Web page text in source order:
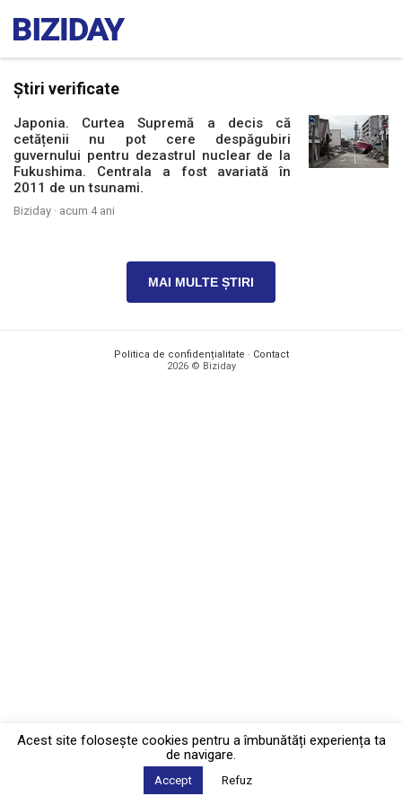
Știri verificate
Japonia. Curtea Supremă a decis că
cetățenii nu pot cere despăgubiri
guvernului pentru dezastrul nuclear de la
Fukushima. Centrala a fost avariată în
2011 de un tsunami.
Biziday · acum 4 ani
MAI MULTE ȘTIRI
Politica de confidențialitate · Contact
2026 © Biziday
Acest site foloseşte cookies pentru a îmbunătăți experiența ta
de navigare.
Accept Refuz